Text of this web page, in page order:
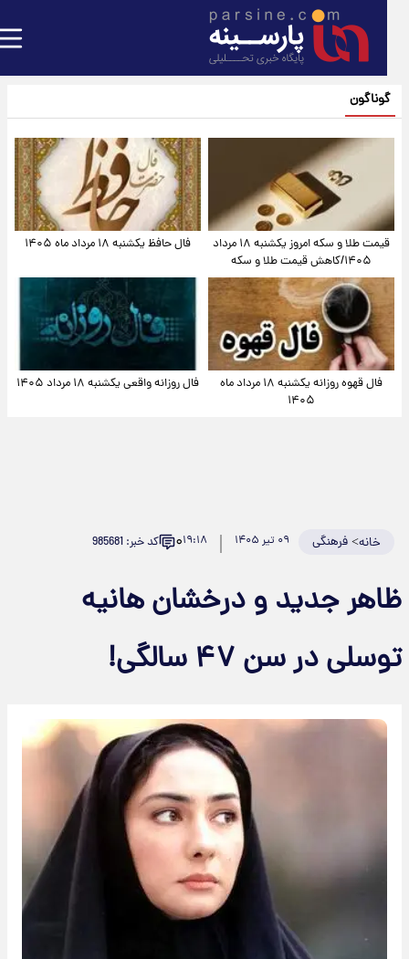
گوناگون
قیمت طلا و سکه امروز یکشنبه ۱۸ مرداد
۱۴۰۵/کاهش قیمت طلا و سکه
فال حافظ یکشنبه ۱۸ مرداد ماه ۱۴۰۵
فال قهوه روزانه یکشنبه ۱۸ مرداد ماه
۱۴۰۵
فال روزانه واقعی یکشنبه ۱۸ مرداد ۱۴۰۵
خانه>فرهنگی ۱۹:۱۸۰ کد خبر: 985681
جدید و درخشان هانیه
در سن ۴۷ سالگی!